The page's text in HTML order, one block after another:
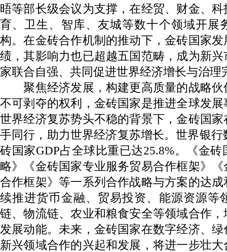
晤等部长级会议为支撑，在经贸、财金、
育、卫生、智库、友城等数十个领域开展
构。在金砖合作机制的推动下，金砖国家
绩，其影响力也已超越五国范畴，成为新
家联合自强、共同促进世界经济增长与治理
聚焦经济发展，构建更高质量的战略伙
不可剥夺的权利，金砖国家是推进全球发
世界经济复苏势头不稳的背景下，金砖国
手同行，助力世界经济复苏增长。世界银行
砖国家GDP占全球比重已达25.8%。《金
略》《金砖国家专业服务贸易合作框架》
合作框架》等一系列合作战略与方案的达
续推进货币金融、贸易投资、能源资源等
链、物流链、农业和粮食安全等领域合作
发展动能。未来，金砖国家在数字经济、
新兴领域合作的兴起和发展，将进一步壮